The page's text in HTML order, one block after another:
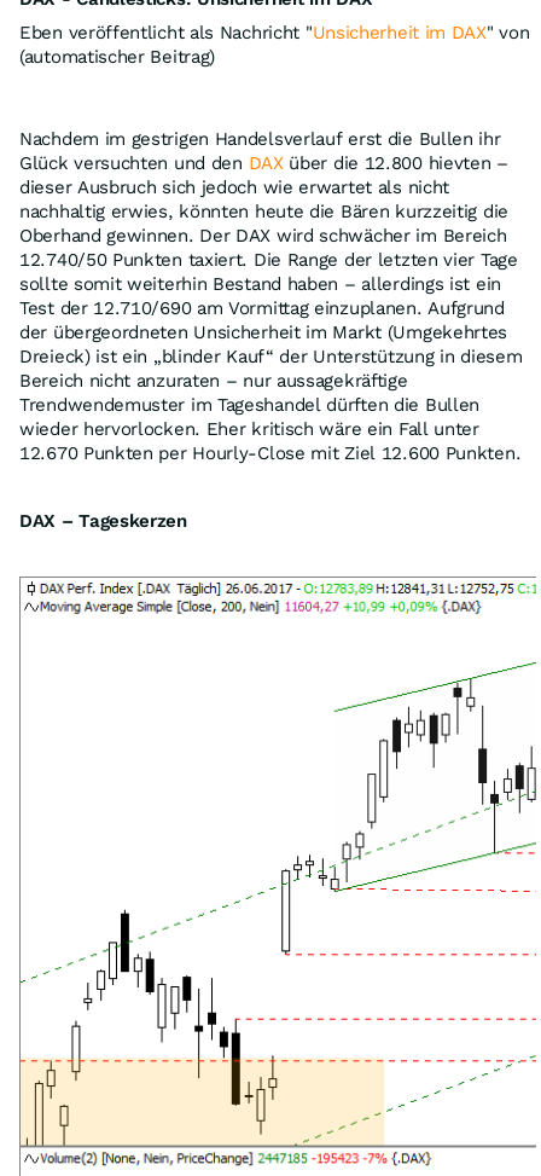
Eben veröffentlicht als Nachricht "Unsicherheit im DAX" von
(automatischer Beitrag)
Nachdem im gestrigen Handelsverlauf erst die Bullen ihr
Glück versuchten und den DAXüber die 12.800 hievten –
dieser Ausbruch sich jedoch wie erwartet als nicht
nachhaltig erwies, könnten heute die Bären kurzzeitig die
Oberhand gewinnen. Der DAX wird schwächer im Bereich
12.740/50 Punkten taxiert. Die Range der letzten vier Tage
sollte somit weiterhin Bestand haben – allerdings ist ein
Test der 12.710/690 am Vormittag einzuplanen. Aufgrund
der übergeordneten Unsicherheit im Markt (Umgekehrtes
Dreieck) ist ein „blinder Kauf“ der Unterstützung in diesem
Bereich nicht anzuraten – nur aussagekräftige
Trendwendemuster im Tageshandel dürften die Bullen
wieder hervorlocken. Eher kritisch wäre ein Fall unter
12.670 Punkten per Hourly-Close mit Ziel 12.600 Punkten.
DAX – Tageskerzen